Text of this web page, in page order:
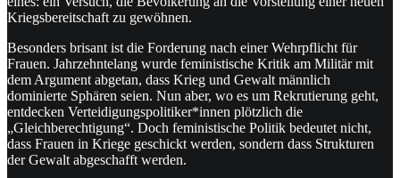
Kriegsbereitschaft zu gewöhnen.
Besonders brisant ist die Forderung nach einer Wehrpflicht für
Frauen. Jahrzehntelang wurde feministische Kritik am Militär mit
dem Argument abgetan, dass Krieg und Gewalt männlich
dominierte Sphären seien. Nun aber, wo es um Rekrutierung geht,
entdecken Verteidigungspolitiker*innen plötzlich die
„Gleichberechtigung“. Doch feministische Politik bedeutet nicht,
dass Frauen in Kriege geschickt werden, sondern dass Strukturen
der Gewalt abgeschafft werden.